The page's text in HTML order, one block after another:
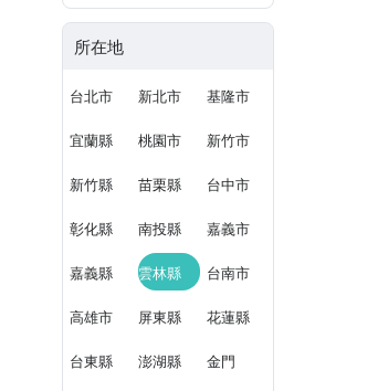
所在地
台北市 新北市 基隆市
宜蘭縣 桃園市 新竹市
新竹縣 苗栗縣 台中市
彰化縣 南投縣 嘉義市
嘉義縣 雲林縣 台南市
高雄市 屏東縣 花蓮縣
台東縣 澎湖縣 金門